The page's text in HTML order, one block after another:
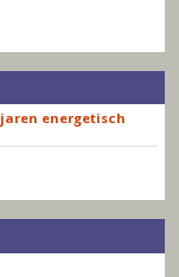
energetisch